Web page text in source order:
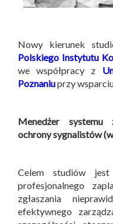
Nowy kierunek
Polskiego Instytutu
we współpracy z
Poznaniuprzy
Menedżer systemu
ochrony sygnalistów
Celem studiów jest
profesjonalnego
zgłaszania
efektywnego